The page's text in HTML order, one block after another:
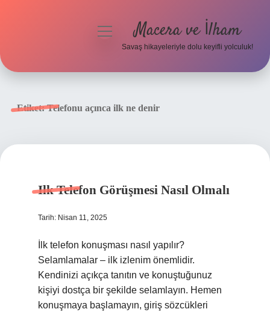
menüyüMacera ve İlham
Savaş hikayeleriyle dolu keyifli yolculuk!
Etiket:Telefonu açınca ilk ne denir
Ilk Telefon Görüşmesi Nasıl Olmalı
Tarih: Nisan 11, 2025
İlk telefon konuşması nasıl yapılır?
Selamlamalar – ilk izlenim önemlidir.
Kendinizi açıkça tanıtın ve konuştuğunuz
kişiyi dostça bir şekilde selamlayın. Hemen
konuşmaya başlamayın, giriş sözcükleri